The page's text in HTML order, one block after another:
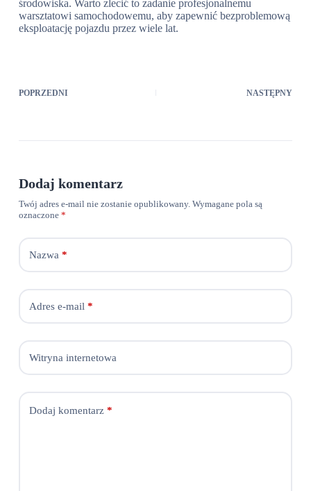
środowiska. Warto zlecić to zadanie profesjonalnemu
warsztatowi samochodowemu, aby zapewnić bezproblemową
eksploatację pojazdu przez wiele lat.
POPRZEDNI NASTĘPNY
Dodaj komentarz
Twój adres e-mail nie zostanie opublikowany. Wymagane pola są
oznaczone *
Nazwa *
Adres e-mail *
Witryna internetowa
Dodaj komentarz*